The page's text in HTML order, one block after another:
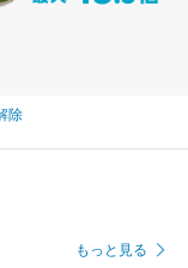
除
もっと見る